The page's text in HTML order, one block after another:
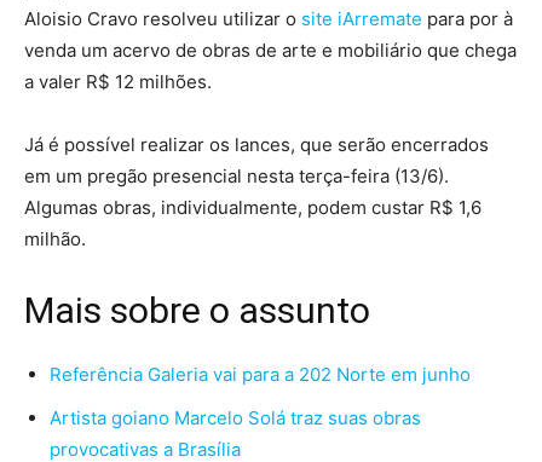
Aloisio Cravo resolveu utilizar o site iArremate para por à
venda um acervo de obras de arte e mobiliário que chega
a valer R$ 12 milhões.
Já é possível realizar os lances, que serão encerrados
em um pregão presencial nesta terça-feira (13/6).
Algumas obras, individualmente, podem custar R$ 1,6
milhão.
Mais sobre o assunto
Referência Galeria vai para a 202 Norte em junho
Artista goiano Marcelo Solá traz suas obras
provocativas a Brasília